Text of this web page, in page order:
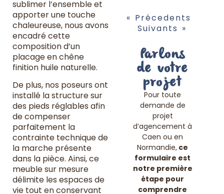
sublimer l’ensemble et
apporter une touche
chaleureuse, nous avons
encadré cette
composition d’un
placage en chêne
finition huile naturelle.
De plus, nos poseurs ont
installé la structure sur
des pieds réglables afin
de compenser
parfaitement la
contrainte technique de
la marche présente
dans la pièce. Ainsi, ce
meuble sur mesure
délimite les espaces de
vie tout en conservant
« Précedents
Suivants »
Parlons
de votre
projet
Pour toute
demande de
projet
d’agencement à
Caen ou en
Normandie, ce
formulaire est
notre première
étape pour
comprendre